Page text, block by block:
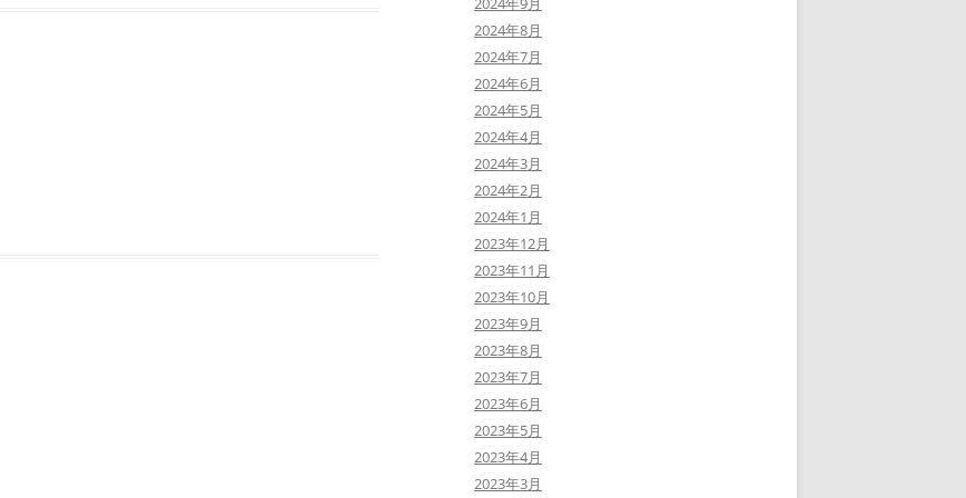
2024年8月
2024年7月
2024年6月
2024年5月
2024年4月
2024年3月
2024年2月
2024年1月
2023年12月
2023年11月
2023年10月
2023年9月
2023年8月
2023年7月
2023年6月
2023年5月
2023年4月
2023年3月